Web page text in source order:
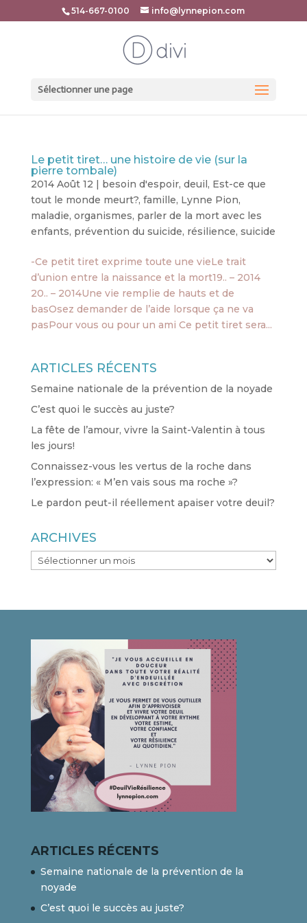
514-667-0100 info@lynnepion.com
Sélectionner une page
Le petit tiret… une histoire de vie (sur la
pierre tombale)
2014 Août 12 | besoin d'espoir, deuil, Est-ce que
tout le monde meurt?, famille, Lynne Pion,
maladie, organismes, parler de la mort avec les
enfants, prévention du suicide, résilience, suicide
-Ce petit tiret exprime toute une vieLe trait
d’union entre la naissance et la mort19.. – 2014
20.. – 2014Une vie remplie de hauts et de
basOsez demander de l’aide lorsque ça ne va
pasPour vous ou pour un ami Ce petit tiret sera...
ARTICLES RÉCENTS
Semaine nationale de la prévention de la noyade
C’est quoi le succès au juste?
La fête de l’amour, vivre la Saint-Valentin à tous
les jours!
Connaissez-vous les vertus de la roche dans
l’expression: « M’en vais sous ma roche »?
Le pardon peut-il réellement apaiser votre deuil?
ARCHIVES
ARCHIVES
ARTICLES RÉCENTS
Semaine nationale de la prévention de la
noyade
C’est quoi le succès au juste?